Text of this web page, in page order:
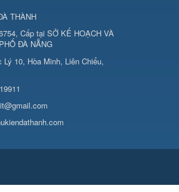
THÀNH
Cấp tại SỞ KẾ HOẠCH VÀ
ĐÀ NẴNG
Lý 10, Hòa Minh, Liên Chiểu,